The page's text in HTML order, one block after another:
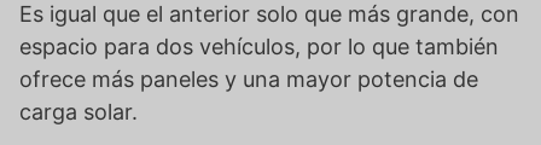
Es igual que el anterior solo que más grande, con
espacio para dos vehículos, por lo que también
ofrece más paneles y una mayor potencia de
carga solar.